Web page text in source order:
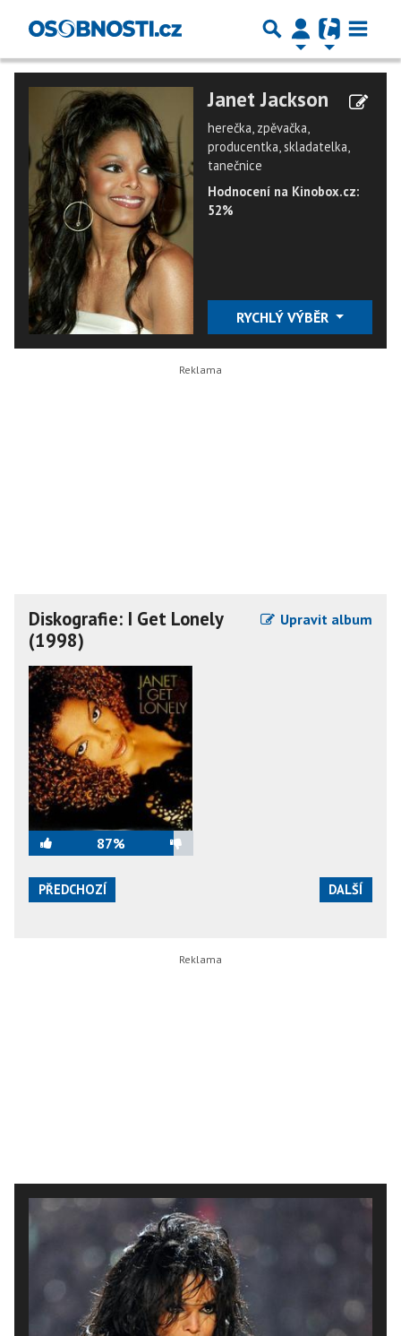
Janet Jackson
herečka, zpěvačka,
producentka, skladatelka,
tanečnice
Hodnocení na Kinobox.cz:
52%
RYCHLÝ VÝBĚR
Diskografie: I Get Lonely
(1998)
Upravit album
87%
PŘEDCHOZÍ DALŠÍ